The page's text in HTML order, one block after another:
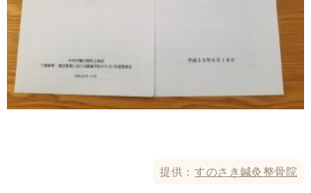
提供：すのさき鍼灸整骨院